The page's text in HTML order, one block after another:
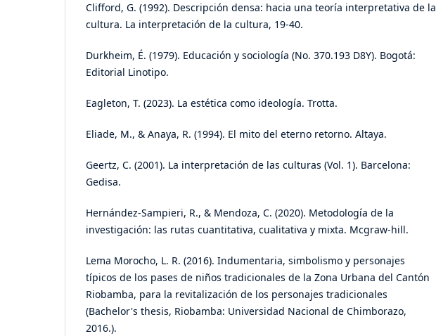
Clifford, G. (1992). Descripción densa: hacia una teoría interpretativa de la
cultura. La interpretación de la cultura, 19-40.
Durkheim, É. (1979). Educación y sociología (No. 370.193 D8Y). Bogotá:
Editorial Linotipo.
Eagleton, T. (2023). La estética como ideología. Trotta.
Eliade, M., & Anaya, R. (1994). El mito del eterno retorno. Altaya.
Geertz, C. (2001). La interpretación de las culturas (Vol. 1). Barcelona:
Gedisa.
Hernández-Sampieri, R., & Mendoza, C. (2020). Metodología de la
investigación: las rutas cuantitativa, cualitativa y mixta. Mcgraw-hill.
Lema Morocho, L. R. (2016). Indumentaria, simbolismo y personajes
típicos de los pases de niños tradicionales de la Zona Urbana del Cantón
Riobamba, para la revitalización de los personajes tradicionales
(Bachelor's thesis, Riobamba: Universidad Nacional de Chimborazo,
2016.).